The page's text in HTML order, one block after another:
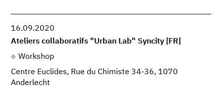
16.09.2020
Ateliers collaboratifs "Urban Lab" Syncity [FR]
Workshop
Centre Euclides, Rue du Chimiste 34-36, 1070
Anderlecht